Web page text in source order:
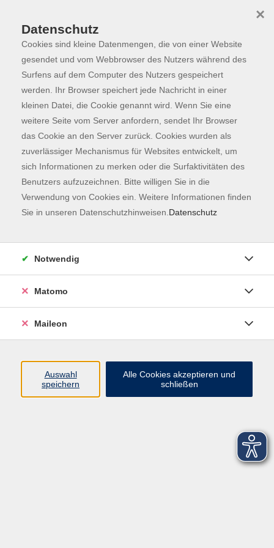
Skip to main content
Programm
Der Kurs konnte nicht gefunden werden.
Kontaktformular
Impressum
AGB
Datenschutzerklärung
Datenschutz
Cookies sind kleine Datenmengen, die von einer Website
gesendet und vom Webbrowser des Nutzers während des
Surfens auf dem Computer des Nutzers gespeichert
werden. Ihr Browser speichert jede Nachricht in einer
kleinen Datei, die Cookie genannt wird. Wenn Sie eine
weitere Seite vom Server anfordern, sendet Ihr Browser
das Cookie an den Server zurück. Cookies wurden als
zuverlässiger Mechanismus für Websites entwickelt, um
sich Informationen zu merken oder die Surfaktivitäten des
Benutzers aufzuzeichnen. Bitte willigen Sie in die
Verwendung von Cookies ein. Weitere Informationen finden
Sie in unseren Datenschutzhinweisen. Datenschutz
×
Notwendig
Matomo
Maileon
Auswahl
speichern
Alle Cookies akzeptieren und
schließen